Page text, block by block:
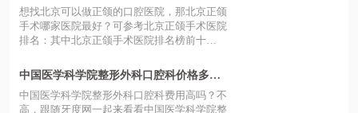
八大处|北大口腔是排行前三的医院
想找北京可以做正颌的口腔医院，那北京正颌
手术哪家医院最好？可参考北京正颌手术医院
排名：其中北京正颌手术医院排名榜前十
中国医学科学院整形外科口腔科价格多少?
北京八大处种植牙8000|正畸5174|正颌7W)
中国医学科学院整形外科口腔科费用高吗？不
高，跟随牙度网一起来看看中国医学科学院整